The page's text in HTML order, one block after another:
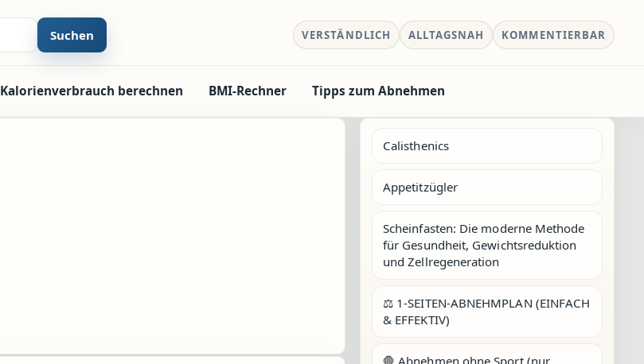
Suchen VERSTÄNDLICH ALLTAGSNAH KOMMENTIERBAR
Kalorienverbrauch berechnen BMI-Rechner Tipps zum Abnehmen
Calisthenics
Appetitzügler
Scheinfasten: Die moderne Methode
für Gesundheit, Gewichtsreduktion
und Zellregeneration
⚖️ 1-SEITEN-ABNEHMPLAN (EINFACH
& EFFEKTIV)
🛑 Abnehmen ohne Sport (nur